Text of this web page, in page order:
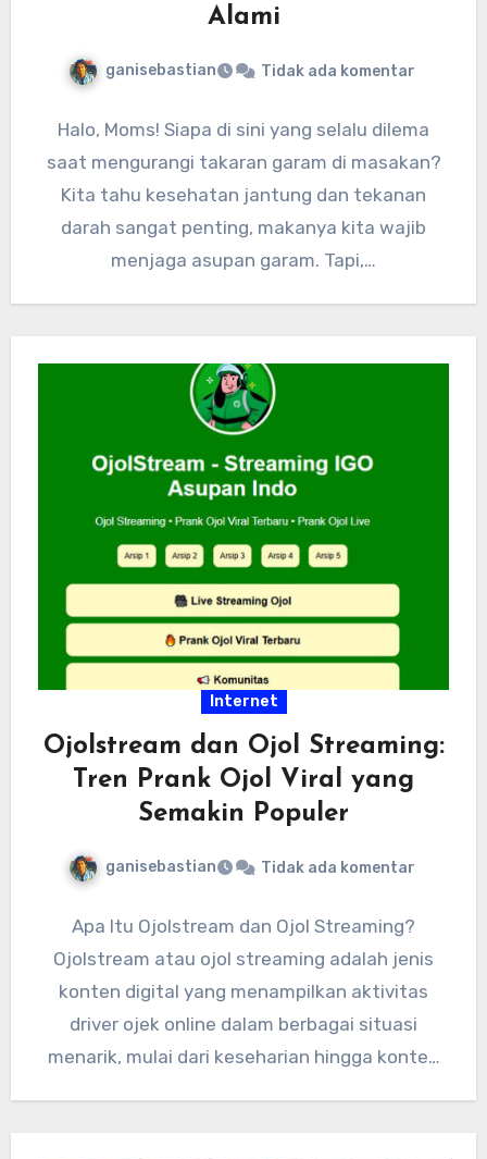
Alami
ganisebastian Tidak ada komentar
Halo, Moms! Siapa di sini yang selalu dilema
saat mengurangi takaran garam di masakan?
Kita tahu kesehatan jantung dan tekanan
darah sangat penting, makanya kita wajib
menjaga asupan garam. Tapi,…
Internet
Ojolstream dan Ojol Streaming:
Tren Prank Ojol Viral yang
Semakin Populer
ganisebastian Tidak ada komentar
Apa Itu Ojolstream dan Ojol Streaming?
Ojolstream atau ojol streaming adalah jenis
konten digital yang menampilkan aktivitas
driver ojek online dalam berbagai situasi
menarik, mulai dari keseharian hingga konten